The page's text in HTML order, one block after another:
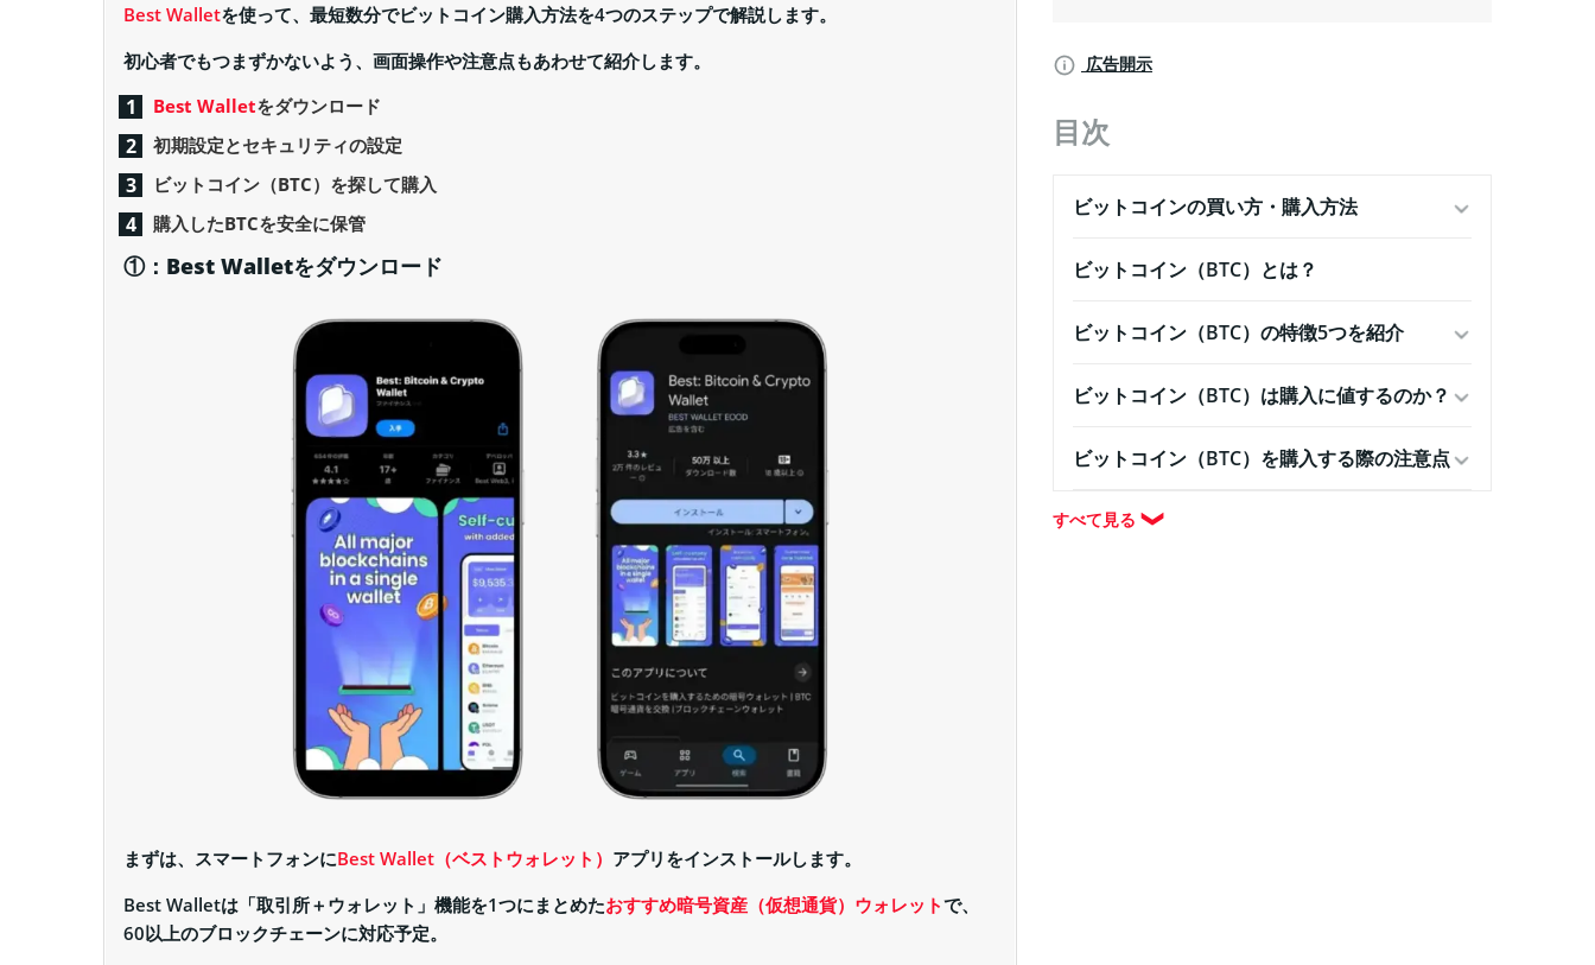
Best Walletを使って、最短数分でビットコイン購入方法を4つのステップで解説します。
初心者でもつまずかないよう、画面操作や注意点もあわせて紹介します。
Best Walletをダウンロード
初期設定とセキュリティの設定
ビットコイン（BTC）を探して購入
購入したBTCを安全に保管
①：Best Walletをダウンロード
まずは、スマートフォンにBest Wallet（ベストウォレット） アプリをインストールします。
Best Walletは「取引所＋ウォレット」機能を1つにまとめたおすすめ暗号資産（仮想通貨）ウォレットで、
60以上のブロックチェーンに対応予定。
広告開示
目次
ビットコインの買い方・購入方法
ビットコイン（BTC）とは？
ビットコイン（BTC）の特徴5つを紹介
ビットコイン（BTC）は購入に値するのか？
ビットコイン（BTC）を購入する際の注意点
すべて見る